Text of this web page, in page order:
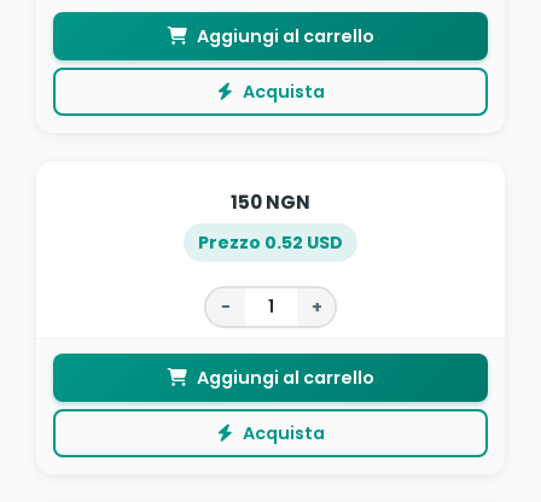
Aggiungi al carrello
Acquista
150 NGN
Prezzo 0.52 USD
− +
Aggiungi al carrello
Acquista